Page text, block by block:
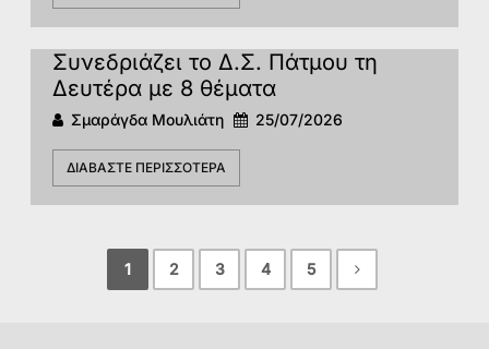
Συνεδριάζει το Δ.Σ. Πάτμου τη
Δευτέρα με 8 θέματα
Σμαράγδα Μουλιάτη 25/07/2026
ΔΙΑΒΆΣΤΕ ΠΕΡΙΣΣΌΤΕΡΑ
1 2 3 4 5